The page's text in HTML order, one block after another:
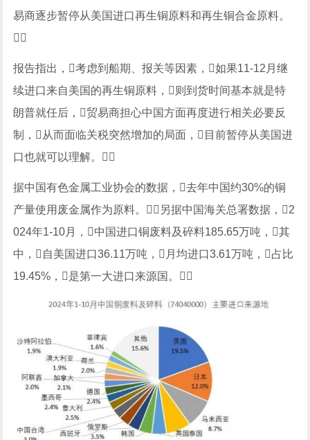
易商逐步暂停从美国进口再生铜原料和再生铜合金原料。

报告指出，考虑到船期、报关等因素，如果11-12月继
续进口来自美国的再生铜原料，则到货时间基本就是特
朗普就任后，贸易商担心中国方面再度进行相关必要反
制，从而面临关税突然增加的局面，目前暂停从美国进
口也就可以理解。
据中国有色金属工业协会的数据，去年中国约30%的铜
产量使用废金属作为原料。另据中国海关总署数据，2
024年1-10月，中国进口铜废料及碎料185.65万吨，其
中，自美国进口36.11万吨，月均进口3.61万吨，占比
19.45%，是第一大进口来源国。